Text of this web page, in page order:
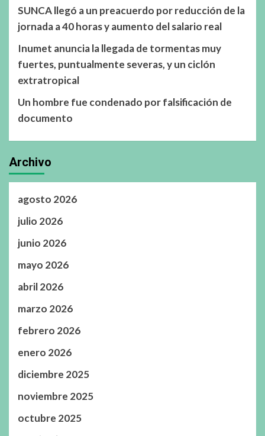
SUNCA llegó a un preacuerdo por reducción de la
jornada a 40 horas y aumento del salario real
Inumet anuncia la llegada de tormentas muy
fuertes, puntualmente severas, y un ciclón
extratropical
Un hombre fue condenado por falsificación de
documento
Archivo
agosto 2026
julio 2026
junio 2026
mayo 2026
abril 2026
marzo 2026
febrero 2026
enero 2026
diciembre 2025
noviembre 2025
octubre 2025